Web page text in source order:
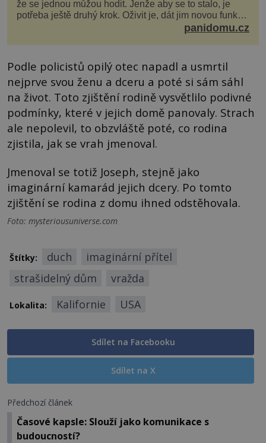
že se jednou můžou hodit. Jenže aby se to stalo, je
potřeba ještě druhý krok. Oživit je, dát jim novou funkci
panidomu.cz
Podle policistů opilý otec napadl a usmrtil
nejprve svou ženu a dceru a poté si sám sáhl
na život. Toto zjištění rodině vysvětlilo podivné
podmínky, které v jejich domě panovaly. Strach
ale nepolevil, to obzvláště poté, co rodina
zjistila, jak se vrah jmenoval.
Jmenoval se totiž Joseph, stejně jako
imaginární kamarád jejich dcery. Po tomto
zjištění se rodina z domu ihned odstěhovala.
Foto: mysteriousuniverse.com
Štítky: duch
imaginární přítel
strašidelný dům
vražda
Lokalita: Kalifornie USA
Sdílet na Facebooku
Sdílet na X
Předchozí článek
Časové kapsle: Slouží jako komunikace s
budoucností?